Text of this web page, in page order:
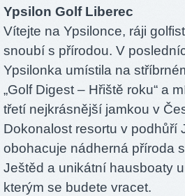
Ypsilon Golf Liberec
Vítejte na Ypsilonce, ráji
snoubí s přírodou. V
Ypsilonka umístila na
„Golf Digest – Hřiště roku“ a
třetí nejkrásnější jamkou v
Dokonalost resortu v podhůří
obohacuje nádherná příroda
Ještěd a unikátní hausboaty
kterým se budete vracet.